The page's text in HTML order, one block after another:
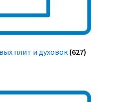
плит и духовок (627)